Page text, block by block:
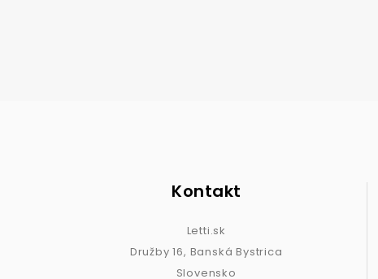
Kontakt
Letti.sk
Družby 16, Banská Bystrica
Slovensko